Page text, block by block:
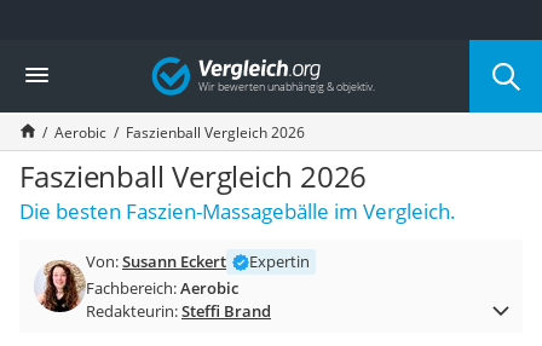
Die beliebtesten Vergleiche nach Kategorie
Freizeit & Sport
Gartentrampolin
Trampolin
Metalldetektor
Eufab-Fahrradträger
Trampolin 366 cm
Aluminium-Koffer
Futterboot
Vergleich
Aerobic Faszienball Vergleich 2026
Faszienball Vergleich 2026
Die besten Faszien-Massagebälle im Vergleich.
Von:Susann Eckert
Expertin
Fachbereich:Aerobic
Redakteurin:Steffi Brand